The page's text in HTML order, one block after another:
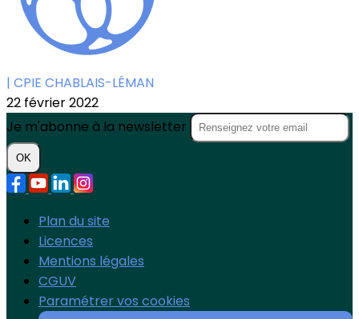
| CPIE CHABLAIS-LÉMAN
22 février 2022
Je m'abonne à la newsletter
OK
Plan du site
Licences
Mentions légales
CGUV
Paramétrer vos cookies